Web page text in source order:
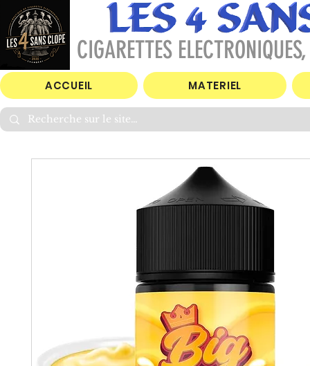
CIGARETTES
ACCUEIL MATERIEL